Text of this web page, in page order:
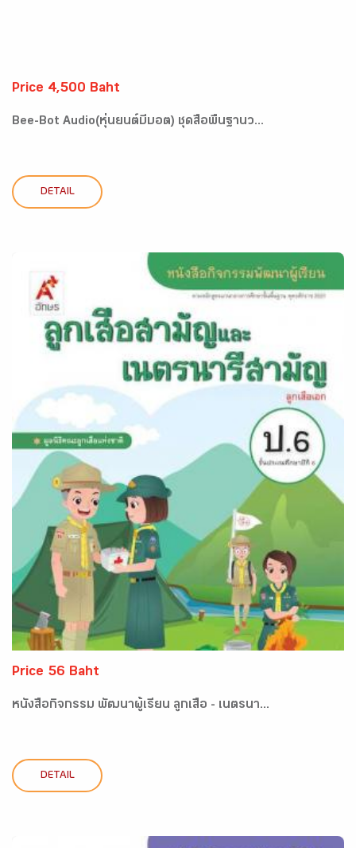
Price 4,500 Baht
Bee-Bot Audio(หุ่นยนต์บีบอต) ชุดสื่อพื้นฐานว...
DETAIL
Price 56 Baht
หนังสือกิจกรรม พัฒนาผู้เรียน ลูกเสือ - เนตรนา...
DETAIL